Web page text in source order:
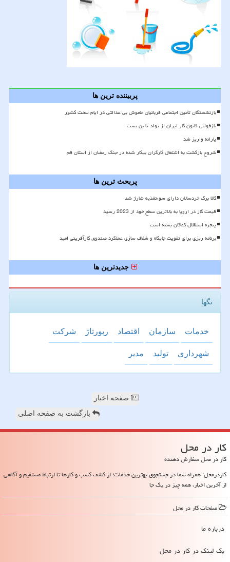
پربیننده ترین ها
بازنشستگان تأمین اجتماعی قربانیان خاموش بی عدالتی در ایام سخت کشور
بازخوانی قانون کار ایران از تولد تا بن بست
یارانه واریز شد
شروع بازگشت به اشتغال کارگران بیکار شده در جنگ رمضان از استان قم
پربحث ترین ها
کالا برگ خردسالان دارای سوءتغذیه شارژ شد
قیمت گاز در اروپا به بالاترین سطح خود از 2023 رسید
پنجره استقلال کماکان بسته است
برنامه ریزی برای تقویت جایگاه و شفاف سازی عملکرد صندوق کارآفرینی امید
جدیدترین ها
تگها
خدمات سازمان اقتصاد رپورتاژ شركت
شهرداری تولید مدیر
صفحه اخبار
بازگشت به صفحه اصلی
كار در محل
کار در محل سفارش دهنده
کاردرمحل: همراه شما در جستجوی بهترین خدمات؛ از کشف کسب و کارها تا ارتباط مستقیم و آگاهی
از آخرین اخبار، همه چیز در یک جا
صفحات كار در محل
درباره ما
بک لینک در كار در محل